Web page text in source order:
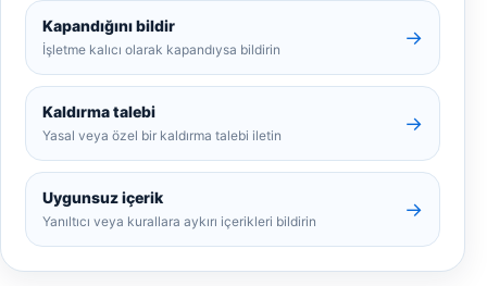
Kapandığını bildir
İşletme kalıcı olarak kapandıysa bildirin
→
Kaldırma talebi
Yasal veya özel bir kaldırma talebi iletin
→
Uygunsuz içerik
Yanıltıcı veya kurallara aykırı içerikleri bildirin
→